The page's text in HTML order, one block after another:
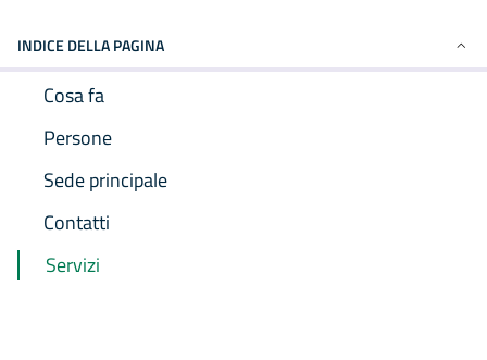
INDICE DELLA PAGINA
Cosa fa
Persone
Sede principale
Contatti
Servizi